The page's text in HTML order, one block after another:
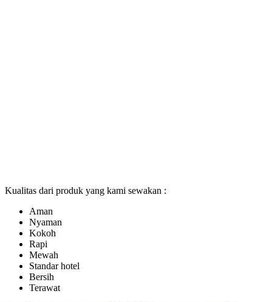
Kualitas dari produk yang kami sewakan :
Aman
Nyaman
Kokoh
Rapi
Mewah
Standar hotel
Bersih
Terawat